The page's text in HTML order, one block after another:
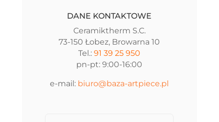
DANE KONTAKTOWE
Ceramiktherm S.C.
73-150 Łobez, Browarna 10
Tel.:91 39 25 950
pn-pt: 9:00-16:00
e-mail: biuro@baza-artpiece.pl